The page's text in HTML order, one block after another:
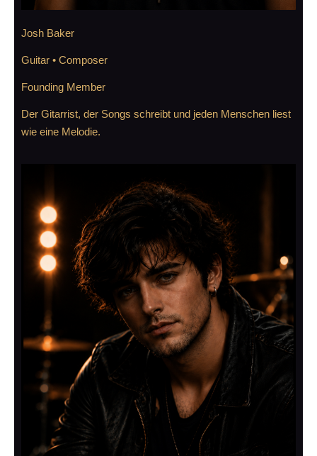
Josh Baker
Guitar • Composer
Founding Member
Der Gitarrist, der Songs schreibt und jeden Menschen liest
wie eine Melodie.